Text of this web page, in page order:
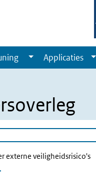
Applicaties
externe veiligheidsrisico's